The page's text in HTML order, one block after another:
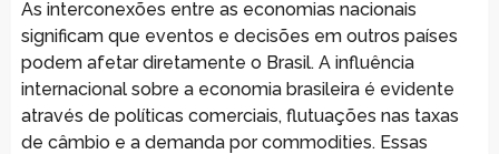
As interconexões entre as economias nacionais
significam que eventos e decisões em outros países
podem afetar diretamente o Brasil. A influência
internacional sobre a economia brasileira é evidente
através de políticas comerciais, flutuações nas taxas
de câmbio e a demanda por commodities. Essas